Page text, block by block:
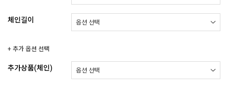
체인길이
+ 추가 옵션 선택
추가상품(체인)